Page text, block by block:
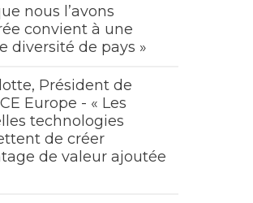
nous l’avons
convient à une
diversité de pays »
Président de
Europe - « Les
technologies
de créer
de valeur ajoutée